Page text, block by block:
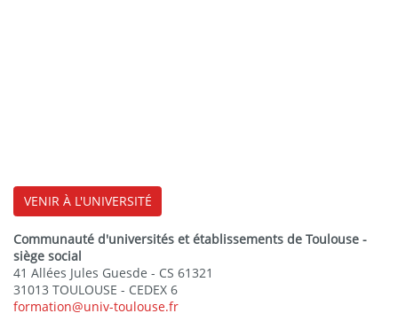
VENIR À L'UNIVERSITÉ
Communauté d'universités et établissements de Toulouse -
siège social
41 Allées Jules Guesde - CS 61321
31013 TOULOUSE - CEDEX 6
formation@univ-toulouse.fr